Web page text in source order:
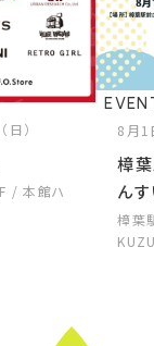
）
/ 本館ハ
8月1
樟葉
んす
樟葉